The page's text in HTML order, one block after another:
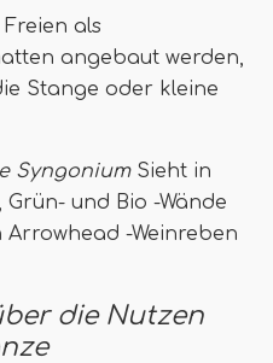
als
angebaut werden,
Stange oder kleine
SyngoniumSieht in
und Bio -Wände
-Weinreben
die Nutzen